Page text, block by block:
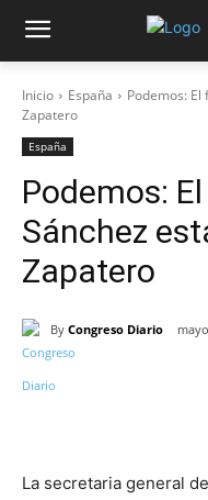
Inicio España
Podemos:
Zapatero
España
Podemos:
Sánchez
Zapatero
By Congreso Diario
La secretaria general